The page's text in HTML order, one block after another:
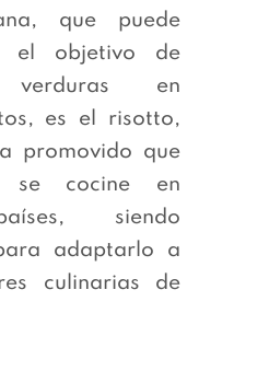
que puede
el objetivo de
verduras en
es el risotto,
promovido que
se cocine en
siendo
adaptarlo a
culinarias de